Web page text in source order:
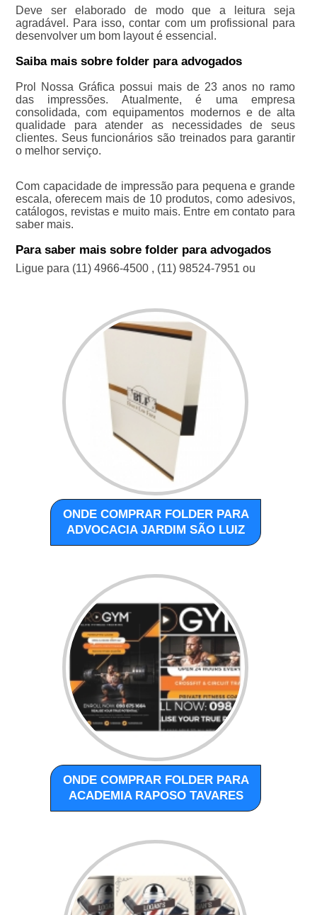
Deve ser elaborado de modo que a leitura seja
agradável. Para isso, contar com um profissional para
desenvolver um bom layout é essencial.
Saiba mais sobre folder para advogados
Prol Nossa Gráfica possui mais de 23 anos no ramo
das impressões. Atualmente, é uma empresa
consolidada, com equipamentos modernos e de alta
qualidade para atender as necessidades de seus
clientes. Seus funcionários são treinados para garantir
o melhor serviço.
Com capacidade de impressão para pequena e grande
escala, oferecem mais de 10 produtos, como adesivos,
catálogos, revistas e muito mais. Entre em contato para
saber mais.
Para saber mais sobre folder para advogados
Ligue para (11) 4966-4500, (11) 98524-7951 ou
ONDE COMPRAR FOLDER PARA
ADVOCACIA JARDIM SÃO LUIZ
ONDE COMPRAR FOLDER PARA
ACADEMIA RAPOSO TAVARES